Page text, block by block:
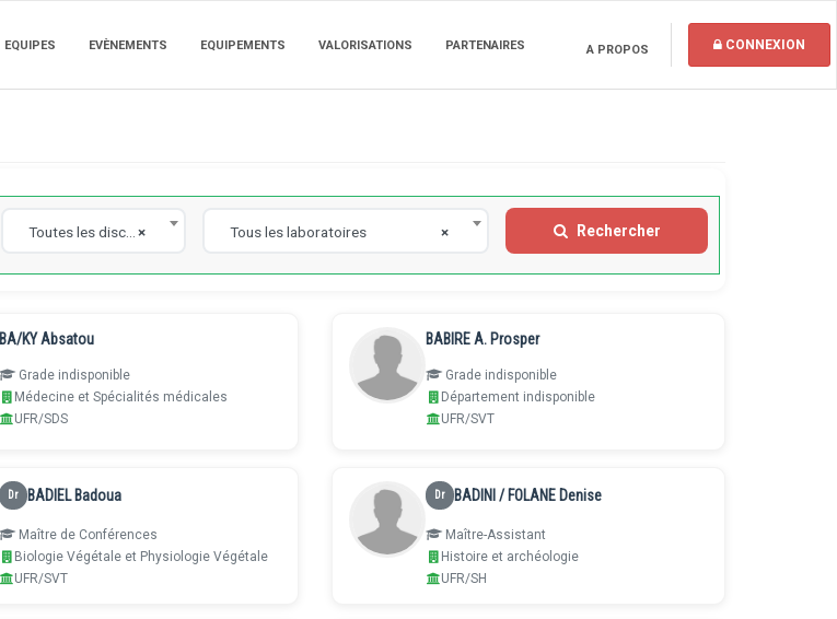
EQUIPES EVÈNEMENTS EQUIPEMENTS VALORISATIONS PARTENAIRES A PROPOS CONNEXION
×
Toutes les disciplines ×
Tous les laboratoires Rechercher
BA/KY Absatou
Grade indisponible
Médecine et Spécialités médicales
UFR/SDS
BABIRE A. Prosper
Grade indisponible
Département indisponible
UFR/SVT
Dr BADIEL Badoua
Maître de Conférences
Biologie Végétale et Physiologie Végétale
UFR/SVT
Dr BADINI / FOLANE Denise
Maître-Assistant
Histoire et archéologie
UFR/SH